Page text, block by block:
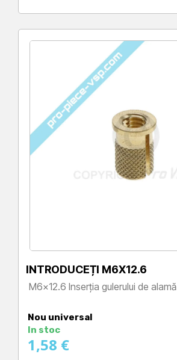
INTRODUCEȚI M6X12.6
M6x12.6 Inserția gulerului de alamă
Nou universal
In stoc
1,58 €